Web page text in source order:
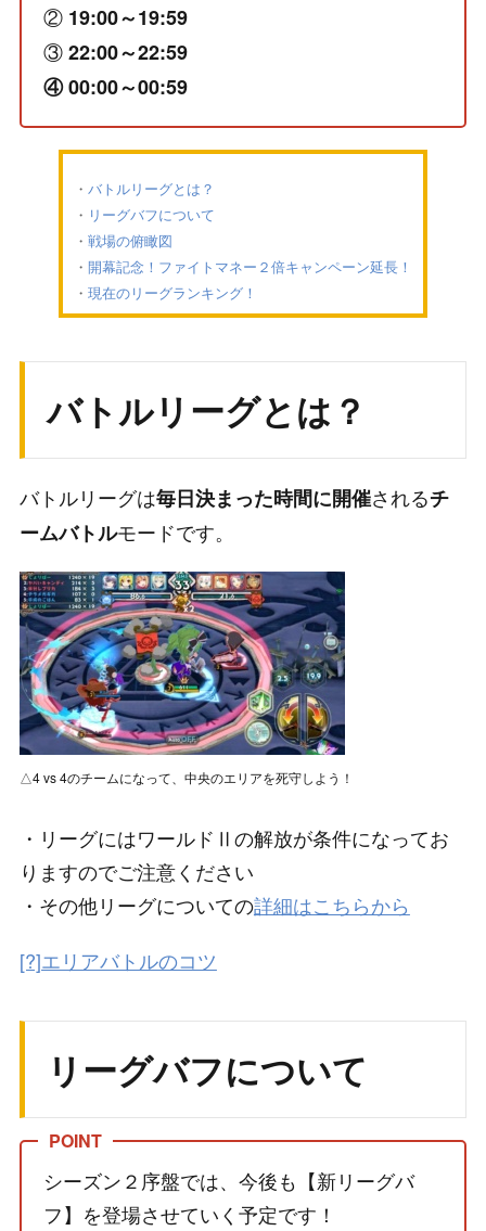
②19:00～19:59
③22:00～22:59
④ 00:00～00:59
バトルリーグとは？
リーグバフについて
戦場の俯瞰図
開幕記念！ファイトマネー２倍キャンペーン延長！
現在のリーグランキング！
バトルリーグとは？
バトルリーグは毎日決まった時間に開催されるチ
ームバトルモードです。
△4 vs 4のチームになって、中央のエリアを死守しよう！
・リーグにはワールドⅡの解放が条件になってお
りますのでご注意ください
・その他リーグについての詳細はこちらから
[?]エリアバトルのコツ
リーグバフについて
シーズン２序盤では、今後も【新リーグバ
フ】を登場させていく予定です！